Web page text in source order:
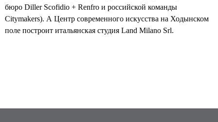
бюро Diller Scofidio + Renfro и российской команды
Citymakers). А Центр современного искусства на Ходынском
поле построит итальянская студия Land Milano Srl.